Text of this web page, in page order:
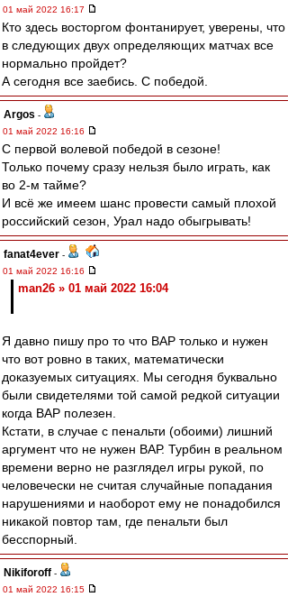
01 май 2022 16:17
Кто здесь восторгом фонтанирует, уверены, что
в следующих двух определяющих матчах все
нормально пройдет?
А сегодня все заебись. С победой.
Argos -
01 май 2022 16:16
С первой волевой победой в сезоне!
Только почему сразу нельзя было играть, как
во 2-м тайме?
И всё же имеем шанс провести самый плохой
российский сезон, Урал надо обыгрывать!
fanat4ever -
01 май 2022 16:16
man26 » 01 май 2022 16:04
Я давно пишу про то что ВАР только и нужен
что вот ровно в таких, математически
доказуемых ситуациях. Мы сегодня буквально
были свидетелями той самой редкой ситуации
когда ВАР полезен.
Кстати, в случае с пенальти (обоими) лишний
аргумент что не нужен ВАР. Турбин в реальном
времени верно не разглядел игры рукой, по
человечески не считая случайные попадания
нарушениями и наоборот ему не понадобился
никакой повтор там, где пенальти был
бесспорный.
Nikiforoff -
01 май 2022 16:15